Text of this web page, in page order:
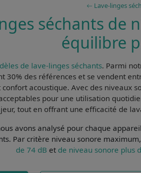
Lave-linges
séchants de
équilibre
de lave-linges séchants. Parmi
30% des références et se vendent
acoustique. Avec des niveaux
pour une utilisation
tout en offrant une efficacité de
avons analysé pour chaque
. Par critère niveau sonore maximum
de 74 dB et de niveau sonore plus